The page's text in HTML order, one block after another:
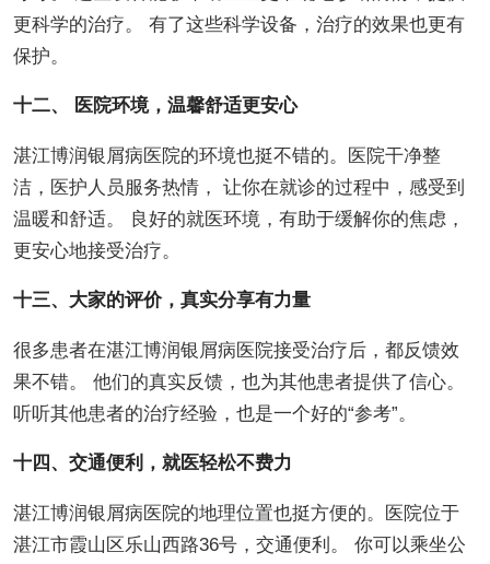
更科学的治疗。 有了这些科学设备，治疗的效果也更有
保护。
十二、 医院环境，温馨舒适更安心
湛江博润银屑病医院的环境也挺不错的。医院干净整
洁，医护人员服务热情， 让你在就诊的过程中，感受到
温暖和舒适。 良好的就医环境，有助于缓解你的焦虑，
更安心地接受治疗。
十三、大家的评价，真实分享有力量
很多患者在湛江博润银屑病医院接受治疗后，都反馈效
果不错。 他们的真实反馈，也为其他患者提供了信心。
听听其他患者的治疗经验，也是一个好的“参考”。
十四、交通便利，就医轻松不费力
湛江博润银屑病医院的地理位置也挺方便的。医院位于
湛江市霞山区乐山西路36号，交通便利。 你可以乘坐公